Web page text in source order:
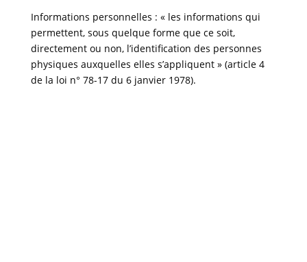
Informations personnelles : « les informations qui
permettent, sous quelque forme que ce soit,
directement ou non, l’identification des personnes
physiques auxquelles elles s’appliquent » (article 4
de la loi n° 78-17 du 6 janvier 1978).